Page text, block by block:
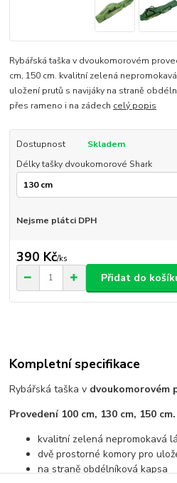
Rybářská taška v dvoukomorovém
cm, 150 cm. kvalitní zelená
uložení prutů s navijáky na straně
přes rameno i na zádech celý popis
Dostupnost
Skladem
Délky tašky dvoukomorové Shark
Nejsme plátci DPH
390 Kč/ks
Přidat do
Kompletní specifikace
Rybářská taška v dvoukomorovém
Provedení 100 cm, 130 cm, 150 cm.
kvalitní zelená nepromokavá
dvě prostorné komory pro
na straně obdélníková kapsa